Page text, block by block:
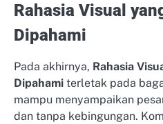
Rahasia Visual
Dipahami
Pada akhirnya, Rahasia
Dipahami terletak pada
mampu menyampaikan
dan tanpa kebingungan.